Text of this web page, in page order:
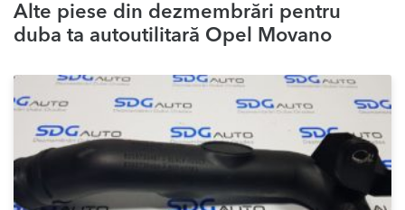
Alte piese din dezmembrări pentru
duba ta autoutilitară Opel Movano